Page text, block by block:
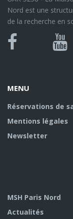
Nord est une
de la recherche en
Bluesky
Canal
MENU
Réservations de
Mentions légales
Newsletter
MSH Paris Nord
Actualités